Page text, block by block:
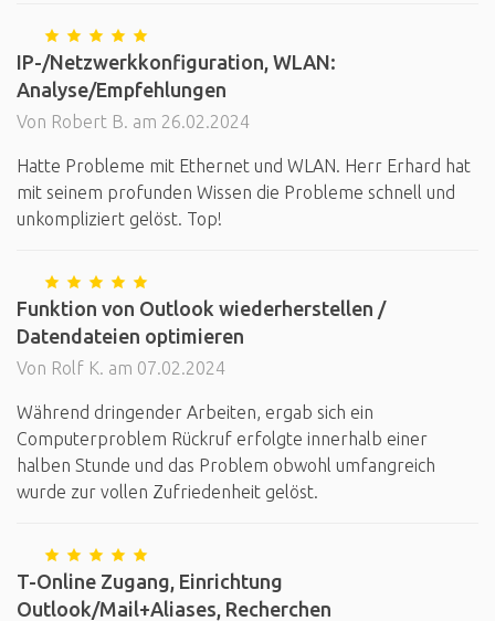
IP-/Netzwerkkonfiguration, WLAN:
Analyse/Empfehlungen
Von Robert B. am 26.02.2024
Hatte Probleme mit Ethernet und WLAN. Herr Erhard hat
mit seinem profunden Wissen die Probleme schnell und
unkompliziert gelöst. Top!
Funktion von Outlook wiederherstellen /
Datendateien optimieren
Von Rolf K. am 07.02.2024
Während dringender Arbeiten, ergab sich ein
Computerproblem Rückruf erfolgte innerhalb einer
halben Stunde und das Problem obwohl umfangreich
wurde zur vollen Zufriedenheit gelöst.
T-Online Zugang, Einrichtung
Outlook/Mail+Aliases, Recherchen